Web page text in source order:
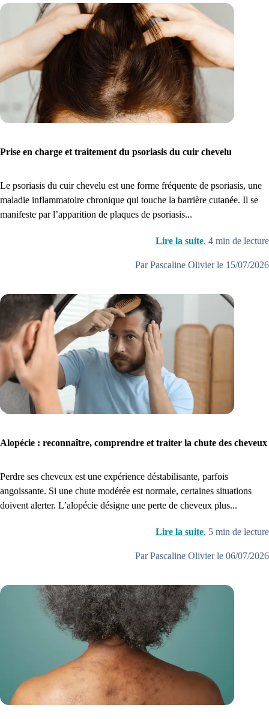
1. Inscription
Créez un compte et récupérez votre dossier médical en parallèle
Prise en charge et traitement du psoriasis du cuir chevelu
Le psoriasis du cuir chevelu est une forme fréquente de psoriasis, une
maladie inflammatoire chronique qui touche la barrière cutanée. Il se
manifeste par l’apparition de plaques de psoriasis...
Lire la suite, 4 min de lecture
Par Pascaline Olivier le 15/07/2026
Alopécie : reconnaître, comprendre et traiter la chute des cheveux
Perdre ses cheveux est une expérience déstabilisante, parfois
angoissante. Si une chute modérée est normale, certaines situations
doivent alerter. L’alopécie désigne une perte de cheveux plus...
Lire la suite, 5 min de lecture
Par Pascaline Olivier le 06/07/2026